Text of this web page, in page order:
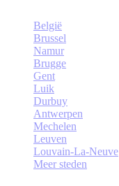
België
Brussel
Namur
Brugge
Gent
Luik
Durbuy
Antwerpen
Mechelen
Leuven
Louvain-La-Neuve
Meer steden